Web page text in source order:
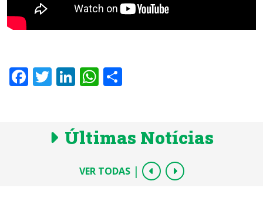
Facebook
TwitterLinkedInWhatsApp
Últimas Notícias
VER TODAS |